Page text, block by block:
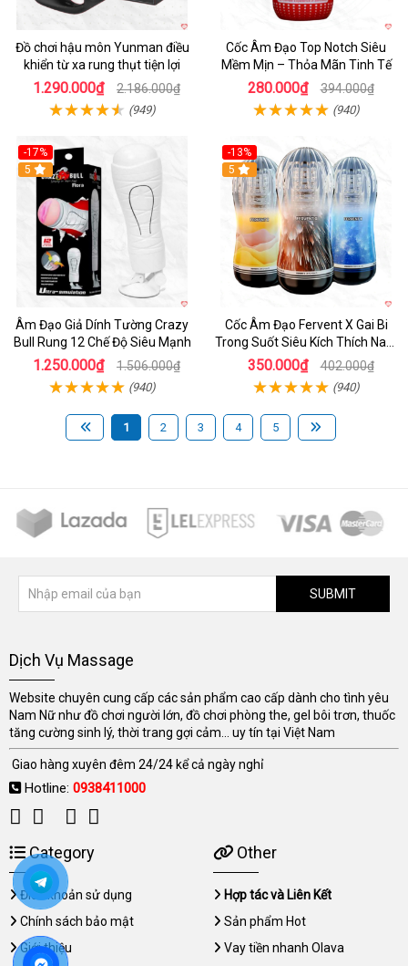
Đồ chơi hậu môn Yunman điều
khiển từ xa rung thụt tiện lợi
1.290.000₫ 2.186.000₫
(949)
Cốc Âm Đạo Top Notch Siêu
Mềm Mịn – Thỏa Mãn Tinh Tế
280.000₫ 394.000₫
(940)
-17%
5
Âm Đạo Giả Dính Tường Crazy
Bull Rung 12 Chế Độ Siêu Mạnh
1.250.000₫ 1.506.000₫
(940)
-13%
Hot
5
Cốc Âm Đạo Fervent X Gai Bi
Trong Suốt Siêu Kích Thích Nam
Giới
350.000₫ 402.000₫
(940)
1 2 3 4 5
SUBMIT
Dịch Vụ Massage
Website chuyên cung cấp các sản phẩm cao cấp dành cho tình yêu
Nam Nữ như đồ chơi người lớn, đồ chơi phòng the, gel bôi trơn, thuốc
tăng cường sinh lý, thời trang gợi cảm... uy tín tại Việt Nam
Giao hàng xuyên đêm 24/24 kể cả ngày nghỉ
Hotline: 0938411000
Category
Điều khoản sử dụng
Chính sách bảo mật
Giới thiệu
Other
Hợp tác và Liên Kết
Sản phẩm Hot
Vay tiền nhanh Olava